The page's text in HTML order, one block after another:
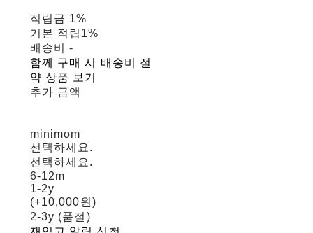
적립금 1%
기본 적립 1%
배송비-
함께 구매 시 배송비 절
약 상품 보기
추가 금액
minimom
선택하세요.
선택하세요.
6-12m
1-2y
(+10,000원)
2-3y (품절)